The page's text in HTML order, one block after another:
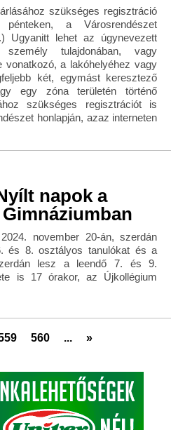
szükséges regisztráció
a Városrendészet
Ugyanitt lehet az úgynevezett
tulajdonában, vagy
vonatkozó, a lakóhelyéhez vagy
két, egymást keresztező
egy zóna területén történő
szükséges regisztrációt is
honlapján, azaz interneten
napok a
november 20-án, szerdán
és 8. osztályos tanulókat és a
lesz a leendő 7. és 9.
is 17 órakor, az Újkollégium
560 ... »